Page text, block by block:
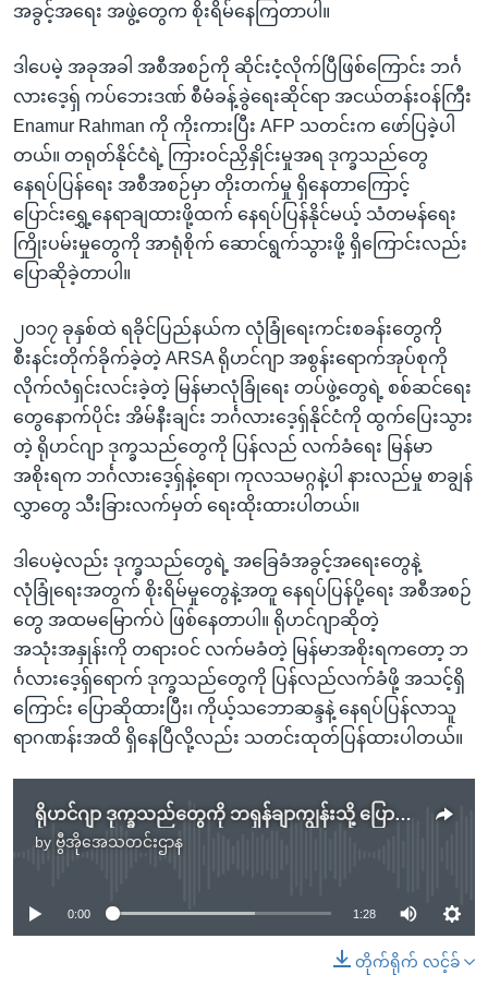
အခွင့်အရေး အဖွဲ့တွေက စိုးရိမ်နေကြတာပါ။
ဒါပေမဲ့ အခုအခါ အစီအစဉ်ကို ဆိုင်းငံ့လိုက်ပြီဖြစ်ကြောင်း ဘင်္ဂ
လားဒေ့ရှ် ကပ်ဘေးဒဏ် စီမံခန့်ခွဲရေးဆိုင်ရာ အငယ်တန်းဝန်ကြီး
Enamur Rahman ကို ကိုးကားပြီး AFP သတင်းက ဖော်ပြခဲ့ပါ
တယ်။ တရုတ်နိုင်ငံရဲ့ ကြားဝင်ညှိနှိုင်းမှုအရ ဒုက္ခသည်တွေ
နေရပ်ပြန်ရေး အစီအစဉ်မှာ တိုးတက်မှု ရှိနေတာကြောင့်
ပြောင်းရွှေ့နေရာချထားဖို့ထက် နေရပ်ပြန်နိုင်မယ့် သံတမန်ရေး
ကြိုးပမ်းမှုတွေကို အာရုံစိုက် ဆောင်ရွက်သွားဖို့ ရှိကြောင်းလည်း
ပြောဆိုခဲ့တာပါ။
၂၀၁၇ ခုနှစ်ထဲ ရခိုင်ပြည်နယ်က လုံခြုံရေးကင်းစခန်းတွေကို
စီးနင်းတိုက်ခိုက်ခဲ့တဲ့ ARSA ရိုဟင်ဂျာ အစွန်းရောက်အုပ်စုကို
လိုက်လံရှင်းလင်းခဲ့တဲ့ မြန်မာလုံခြုံရေး တပ်ဖွဲ့တွေရဲ့ စစ်ဆင်ရေး
တွေနောက်ပိုင်း အိမ်နီးချင်း ဘင်္ဂလားဒေ့ရှ်နိုင်ငံကို ထွက်ပြေးသွား
တဲ့ ရိုဟင်ဂျာ ဒုက္ခသည်တွေကို ပြန်လည် လက်ခံရေး မြန်မာ
အစိုးရက ဘင်္ဂလားဒေ့ရှ်နဲ့ရော၊ ကုလသမဂ္ဂနဲ့ပါ နားလည်မှု စာချွန်
လွှာတွေ သီးခြားလက်မှတ် ရေးထိုးထားပါတယ်။
ဒါပေမဲ့လည်း ဒုက္ခသည်တွေရဲ့ အခြေခံအခွင့်အရေးတွေနဲ့
လုံခြုံရေးအတွက် စိုးရိမ်မှုတွေနဲ့အတူ နေရပ်ပြန်ပို့ရေး အစီအစဉ်
တွေ အထမမြောက်ပဲ ဖြစ်နေတာပါ။ ရိုဟင်ဂျာဆိုတဲ့
အသုံးအနှုန်းကို တရားဝင် လက်မခံတဲ့ မြန်မာအစိုးရကတော့ ဘ
င်္ဂလားဒေ့ရှ်ရောက် ဒုက္ခသည်တွေကို ပြန်လည်လက်ခံဖို့ အသင့်ရှိ
ကြောင်း ပြောဆိုထားပြီး၊ ကိုယ့်သဘောဆန္ဒနဲ့ နေရပ်ပြန်လာသူ
ရာဂဏန်းအထိ ရှိနေပြီလို့လည်း သတင်းထုတ်ပြန်ထားပါတယ်။
ရိုဟင်ဂျာ ဒုက္ခသည်တွေကို ဘရှန်ချာကျွန်းသို့ ပြောင်းရွှေ့ရေး ရွှေ့ဆိုင်း
by ဗွီအိုအေသတင်းဌာန
No media source currently available
0:00 1:28
တိုက်ရိုက် လင့်ခ်